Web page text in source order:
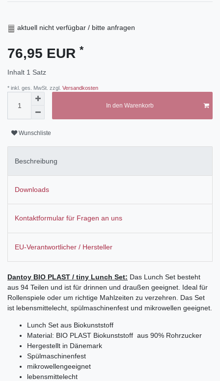
aktuell nicht verfügbar / bitte anfragen
76,95 EUR *
Inhalt 1 Satz
* inkl. ges. MwSt. zzgl. Versandkosten
In den Warenkorb
Wunschliste
Beschreibung
Downloads
Kontaktformular für Fragen an uns
EU-Verantwortlicher / Hersteller
Dantoy BIO PLAST / tiny Lunch Set: Das Lunch Set besteht
aus 94 Teilen und ist für drinnen und draußen geeignet. Ideal für
Rollenspiele oder um richtige Mahlzeiten zu verzehren. Das Set
ist lebensmittelecht, spülmaschinenfest und mikrowellen geeignet.
Lunch Set aus Biokunststoff
Material: BIO PLAST Biokunststoff aus 90% Rohrzucker
Hergestellt in Dänemark
Spülmaschinenfest
mikrowellengeeignet
lebensmittelecht